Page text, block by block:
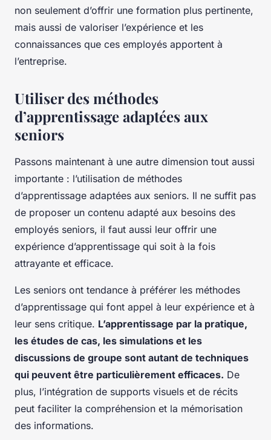
non seulement d’offrir une formation plus pertinente,
mais aussi de valoriser l’expérience et les
connaissances que ces employés apportent à
l’entreprise.
Utiliser des méthodes
d’apprentissage adaptées aux
seniors
Passons maintenant à une autre dimension tout aussi
importante : l’utilisation de méthodes
d’apprentissage adaptées aux seniors. Il ne suffit pas
de proposer un contenu adapté aux besoins des
employés seniors, il faut aussi leur offrir une
expérience d’apprentissage qui soit à la fois
attrayante et efficace.
Les seniors ont tendance à préférer les méthodes
d’apprentissage qui font appel à leur expérience et à
leur sens critique. L’apprentissage par la pratique,
les études de cas, les simulations et les
discussions de groupe sont autant de techniques
qui peuvent être particulièrement efficaces. De
plus, l’intégration de supports visuels et de récits
peut faciliter la compréhension et la mémorisation
des informations.